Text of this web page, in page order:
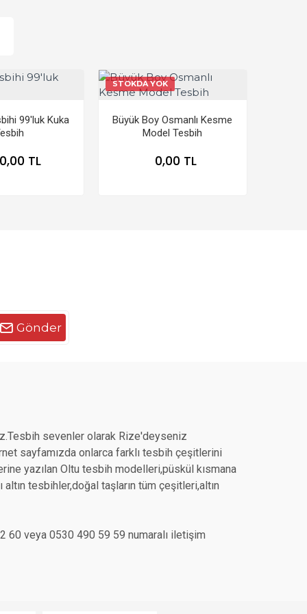
99'luk Kuka
TL
STOKDA YOK
Büyük Boy Osmanlı Kesme
Model Tesbih
0,00 TL
Gönder
sevenler olarak Rize'deyseniz
sayfamızda onlarca farklı tesbih çeşitlerini
yazılan Oltu tesbih modelleri,püskül kısmana
tesbihler,doğal taşların tüm çeşitleri,altın
60 veya 0530 490 59 59 numaralı iletişim